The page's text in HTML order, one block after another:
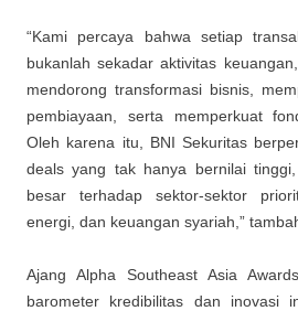
“Kami percaya bahwa setiap
bukanlah sekadar aktivitas
mendorong transformasi bisnis,
pembiayaan, serta memperkuat
Oleh karena itu, BNI Sekuritas
deals yang tak hanya bernilai
besar terhadap sektor-sektor
energi, dan keuangan syariah,”
Ajang Alpha Southeast Asia
barometer kredibilitas dan inovasi